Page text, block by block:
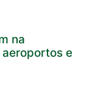
na
e